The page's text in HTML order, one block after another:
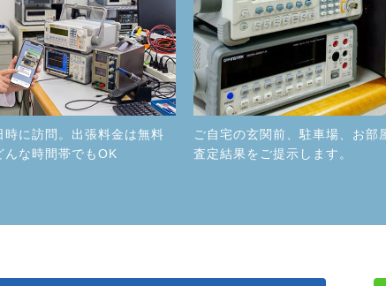
に訪問。出張料金は無料
んな時間帯でもOK
ご自宅の玄関前、駐車場、お部
査定結果をご提示します。